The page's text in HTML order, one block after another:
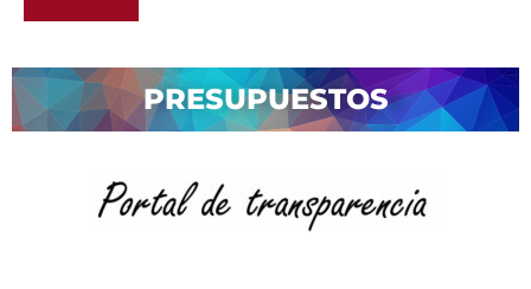
PRESUPUESTOS